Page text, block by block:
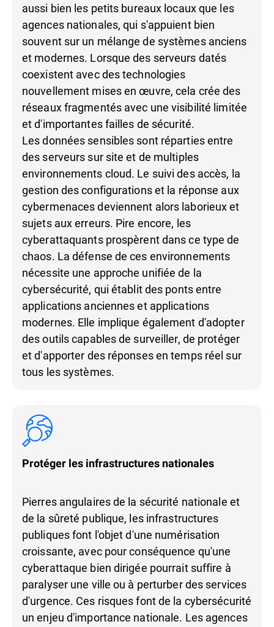
aussi bien les petits bureaux locaux que les
agences nationales, qui s'appuient bien
souvent sur un mélange de systèmes anciens
et modernes. Lorsque des serveurs datés
coexistent avec des technologies
nouvellement mises en œuvre, cela crée des
réseaux fragmentés avec une visibilité limitée
et d'importantes failles de sécurité.
Les données sensibles sont réparties entre
des serveurs sur site et de multiples
environnements cloud. Le suivi des accès, la
gestion des configurations et la réponse aux
cybermenaces deviennent alors laborieux et
sujets aux erreurs. Pire encore, les
cyberattaquants prospèrent dans ce type de
chaos. La défense de ces environnements
nécessite une approche unifiée de la
cybersécurité, qui établit des ponts entre
applications anciennes et applications
modernes. Elle implique également d'adopter
des outils capables de surveiller, de protéger
et d'apporter des réponses en temps réel sur
tous les systèmes.
Protéger les infrastructures nationales
Pierres angulaires de la sécurité nationale et
de la sûreté publique, les infrastructures
publiques font l'objet d'une numérisation
croissante, avec pour conséquence qu'une
cyberattaque bien dirigée pourrait suffire à
paralyser une ville ou à perturber des services
d'urgence. Ces risques font de la cybersécurité
un enjeu d'importance nationale. Les agences